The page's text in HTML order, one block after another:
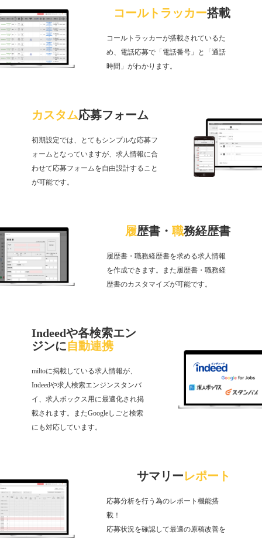
コールトラッカー搭載
コールトラッカーが搭載されているた
め、電話応募で「電話番号」と「通話
時間」がわかります。
カスタム応募フォーム
初期設定では、とてもシンプルな応募フ
ォームとなっていますが、求人情報に合
わせて応募フォームを自由設計すること
が可能です。
履歴書・ 職務経歴書
履歴書・職務経歴書を求める求人情報
を作成できます。また履歴書・職務経
歴書のカスタマイズが可能です。
Indeedや各検索エン
ジンに自動連携
miltoに掲載している求人情報が、
Indeedや求人検索エンジンスタンバ
イ、求人ボックス用に最適化され掲
載されます。またGoogleしごと検索
にも対応しています。
サマリーレポート
応募分析を行う為のレポート機能搭
載！
応募状況を確認して最適の原稿改善を